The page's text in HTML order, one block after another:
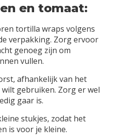
en tomaat:
tortilla wraps volgens
verpakking. Zorg ervoor
genoeg zijn om
vullen.
afhankelijk van het
gebruiken. Zorg er wel
gaar is.
stukjes, zodat het
is voor je kleine.